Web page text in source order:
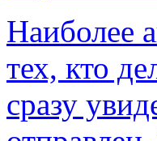
Наиболее
тех, кто
сразу